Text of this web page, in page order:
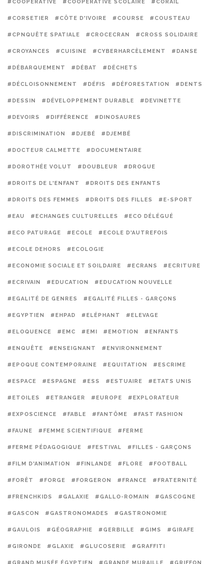
#COOPÉRATIVE #COOPÉRATIVE SCOLAIRE #CORAIL
#CORSETIER #CÔTE D'IVOIRE #COURSE #COUSTEAU
#CPNQUÊTE SPATIALE #CROCECRAN #CROSS SOLIDAIRE
#CROYANCES #CUISINE #CYBERHARCÈLEMENT #DANSE
#DÉBARQUEMENT #DÉBAT #DÉCHETS
#DÉCLOISONNEMENT #DÉFIS #DÉFORESTATION #DENTS
#DESSIN #DÉVELOPPEMENT DURABLE #DEVINETTE
#DEVOIRS #DIFFÉRENCE #DINOSAURES
#DISCRIMINATION #DJEBÉ #DJEMBÉ
#DOCTEUR CALMETTE #DOCUMENTAIRE
#DOROTHÉE VOLUT #DOUBLEUR #DROGUE
#DROITS DE L'ENFANT #DROITS DES ENFANTS
#DROITS DES FEMMES #DROITS DES FILLES #E-SPORT
#EAU #ECHANGES CULTURELLES #ECO DÉLÉGUÉ
#ECO PATURAGE #ECOLE #ECOLE D'AUTREFOIS
#ECOLE DEHORS #ECOLOGIE
#ECONOMIE SOCIALE ET SOILDAIRE #ECRANS #ECRITURE
#ECRIVAIN #EDUCATION #EDUCATION NOUVELLE
#EGALITÉ DE GENRES #EGALITÉ FILLES - GARÇONS
#EGYPTIEN #EHPAD #ELÉPHANT #ELEVAGE
#ELOQUENCE #EMC #EMI #EMOTION #ENFANTS
#ENQUÊTE #ENSEIGNANT #ENVIRONNEMENT
#EPOQUE CONTEMPORAINE #EQUITATION #ESCRIME
#ESPACE #ESPAGNE #ESS #ESTUAIRE #ETATS UNIS
#ETOILES #ETRANGER #EUROPE #EXPLORATEUR
#EXPOSCIENCE #FABLE #FANTÔME #FAST FASHION
#FAUNE #FEMME SCIENTIFIQUE #FERME
#FERME PÉDAGOGIQUE #FESTIVAL #FILLES - GARÇONS
#FILM D'ANIMATION #FINLANDE #FLORE #FOOTBALL
#FORÊT #FORGE #FORGERON #FRANCE #FRATERNITÉ
#FRENCHKIDS #GALAXIE #GALLO-ROMAIN #GASCOGNE
#GASCON #GASTRONOMADES #GASTRONOMIE
#GAULOIS #GÉOGRAPHIE #GERBILLE #GIMS #GIRAFE
#GIRONDE #GLAXIE #GLUCOSERIE #GRAFFITI